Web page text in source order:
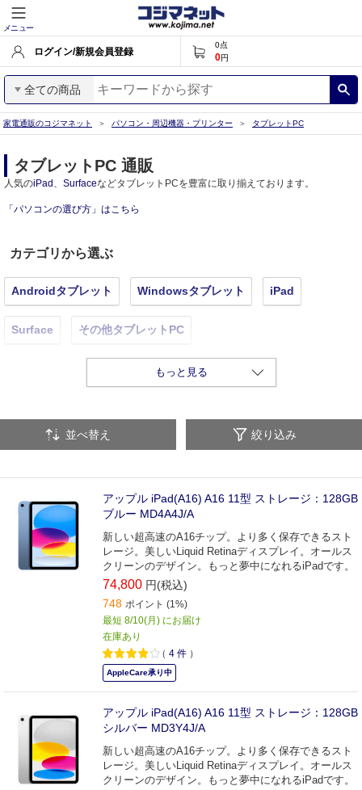
メニュー
ログイン/新規会員登録
0点
0円
全ての商品
家電通販のコジマネット パソコン・周辺機器・プリンター タブレットPC
タブレットPC 通販
人気のiPad 、 SurfaceなどタブレットPCを豊富に取り揃えております。
「パソコンの選び方」はこちら
カテゴリから選ぶ
Androidタブレット Windowsタブレット iPad
Surface その他タブレットPC
タブレットPC用アクセサリーもっと見る
並べ替え 絞り込み
アップル iPad(A16) A16 11型 ストレージ：128GB
ブルー MD4A4J/A
新しい超高速のA16チップ。より多く保存できるスト
レージ。美しいLiquid Retinaディスプレイ。オールス
クリーンのデザイン。もっと夢中になれるiPadです。
74,800 円(税込)
748 ポイント (1%)
最短 8/10(月) にお届け
在庫あり
（ 4 件 ）
AppleCare承り中
アップル iPad(A16) A16 11型 ストレージ：128GB
シルバー MD3Y4J/A
新しい超高速のA16チップ。より多く保存できるスト
レージ。美しいLiquid Retinaディスプレイ。オールス
クリーンのデザイン。もっと夢中になれるiPadです。